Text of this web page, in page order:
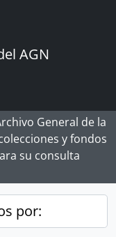
AGN
General de la
y fondos
su consulta
por: